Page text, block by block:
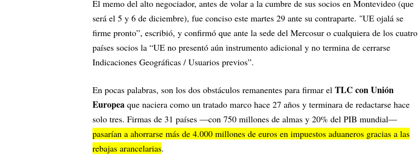
El memo del alto negociador, antes de volar a la cumbre de sus socios en Montevideo (que
será el 5 y 6 de diciembre), fue conciso este martes 29 ante su contraparte. "UE ojalá se
firme pronto”, escribió, y confirmó que ante la sede del Mercosur o cualquiera de los cuatro
países socios la “UE no presentó aún instrumento adicional y no termina de cerrarse
Indicaciones Geográficas / Usuarios previos”.
En pocas palabras, son los dos obstáculos remanentes para firmar el TLC con Unión
Europea que naciera como un tratado marco hace 27 años y terminara de redactarse hace
solo tres. Firmas de 31 países —con 750 millones de almas y 20% del PIB mundial—
pasarían a ahorrarse más de 4.000 millones de euros en impuestos aduaneros gracias a las
rebajas arancelarias.